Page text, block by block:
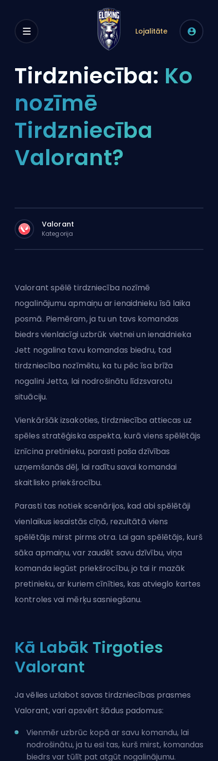
Lojalitāte
Tirdzniecība: Ko
nozīmē
Tirdzniecība
Valorant?
Valorant
Kategorija
Valorant spēlē tirdzniecība nozīmē
nogalinājumu apmaiņu ar ienaidnieku īsā laika
posmā. Piemēram, ja tu un tavs komandas
biedrs vienlaicīgi uzbrūk vietnei un ienaidnieka
Jett nogalina tavu komandas biedru, tad
tirdzniecība nozīmētu, ka tu pēc īsa brīža
nogalini Jetta, lai nodrošinātu līdzsvarotu
situāciju.
Vienkāršāk izsakoties, tirdzniecība attiecas uz
spēles stratēģiska aspekta, kurā viens spēlētājs
iznīcina pretinieku, parasti paša dzīvības
uzņemšanās dēļ, lai radītu savai komandai
skaitlisko priekšrocību.
Parasti tas notiek scenārijos, kad abi spēlētāji
vienlaikus iesaistās cīņā, rezultātā viens
spēlētājs mirst pirms otra. Lai gan spēlētājs, kurš
sāka apmaiņu, var zaudēt savu dzīvību, viņa
komanda iegūst priekšrocību, jo tai ir mazāk
pretinieku, ar kuriem cīnīties, kas atvieglo kartes
kontroles vai mērķu sasniegšanu.
Kā Labāk Tirgoties
Valorant
Ja vēlies uzlabot savas tirdzniecības prasmes
Valorant, vari apsvērt šādus padomus:
Vienmēr uzbrūc kopā ar savu komandu, lai
nodrošinātu, ja tu esi tas, kurš mirst, komandas
biedrs var tūlīt pat atgūt nogalinājumu.